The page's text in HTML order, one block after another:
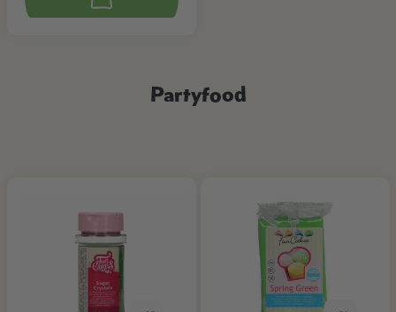
Partyfood